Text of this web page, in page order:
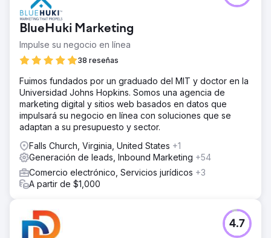
BlueHuki Marketing
Impulse su negocio en línea
38 reseñas
Fuimos fundados por un graduado del MIT y doctor en la
Universidad Johns Hopkins. Somos una agencia de
marketing digital y sitios web basados en datos que
impulsará su negocio en línea con soluciones que se
adaptan a su presupuesto y sector.
Falls Church, Virginia, United States +1
Generación de leads, Inbound Marketing +54
Comercio electrónico, Servicios jurídicos +3
A partir de $1,000
4.7